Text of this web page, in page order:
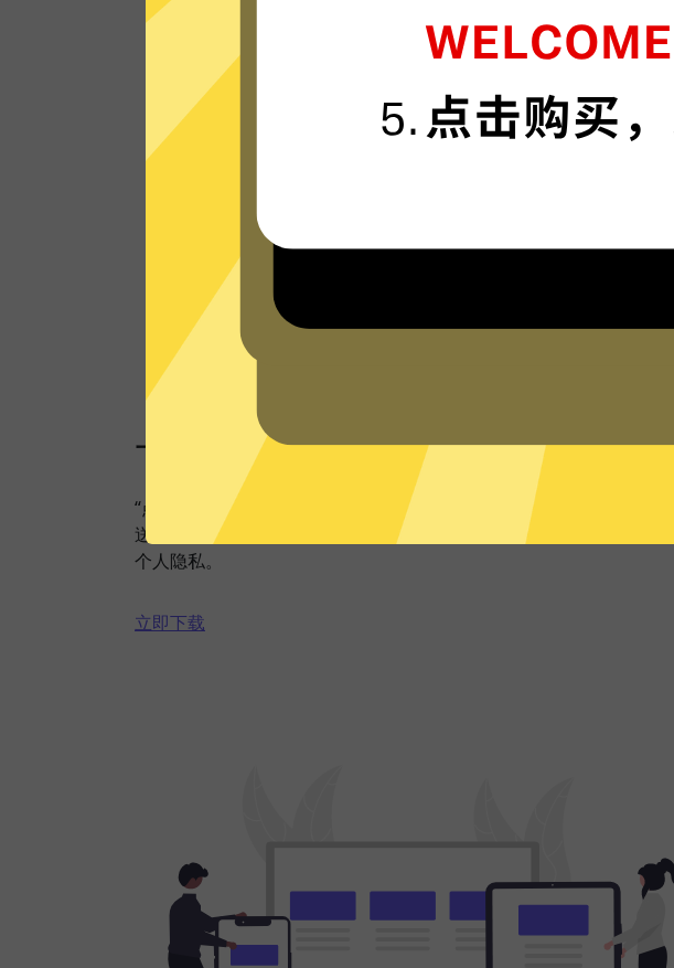
大象VPN的服务器使用更新一代的”闪连“连接
技术，只为速度而生，可轻松支持4K流媒
看看其他人的评价
大象VPN采
全面掌
一键连接，无需任何繁琐配置
“点击加速”，一键轻松连接。不论您是观看视频、社交网络、海淘购物
送私密信息等，大象VPN都能轻松帮你搞定，并在此基础上更好地保
个人隐私。
立即下载